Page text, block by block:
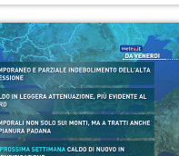
la settimana di